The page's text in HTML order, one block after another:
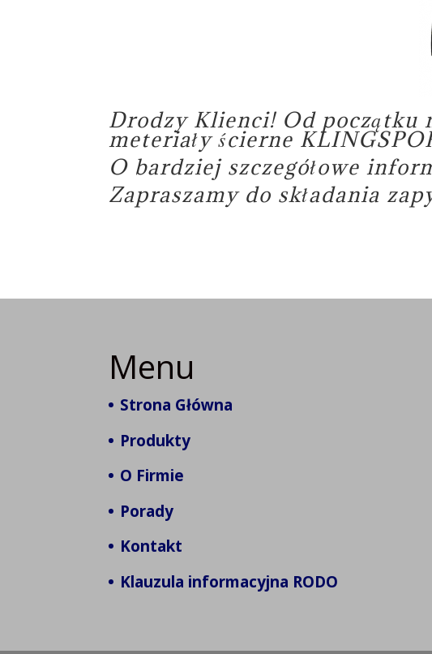
Drodzy Klienci! Od początku
meteriały ścierne
O bardziej szczegółowe
Zapraszamy do składania
Menu
Strona Główna
Produkty
O Firmie
Porady
Kontakt
Klauzula informacyjna RODO